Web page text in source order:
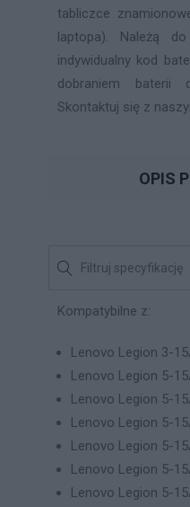
tabliczce
laptopa). Należą
indywidualny kod
dobraniem baterii
Skontaktuj się z
OPIS
Kompatybilne z:
Lenovo Legion 3-
Lenovo Legion 5-
Lenovo Legion 5-
Lenovo Legion 5-
Lenovo Legion 5-
Lenovo Legion 5-
Lenovo Legion 5-